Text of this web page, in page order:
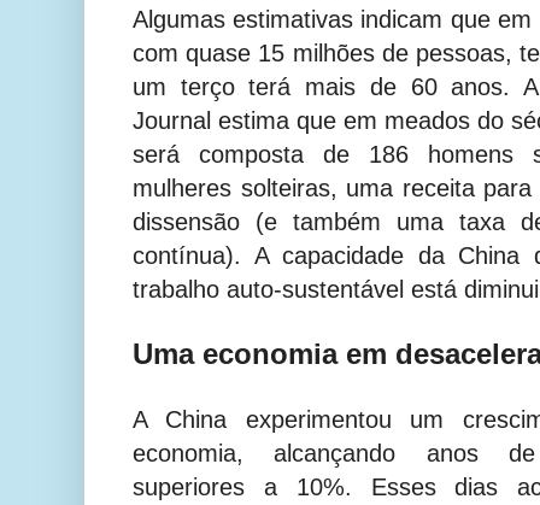
Algumas estimativas indicam que
com quase 15 milhões de pessoas,
um terço terá mais de 60 anos.
Journal estima que em meados do
será composta de 186 homens
mulheres solteiras, uma receita
dissensão (e também uma taxa
contínua). A capacidade da
trabalho auto-sustentável está
Uma economia em
A China experimentou um
economia, alcançando anos
superiores a 10%. Esses dias